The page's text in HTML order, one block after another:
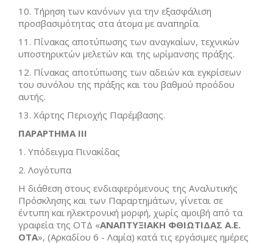
10. Τήρηση των κανόνων για την εξασφάλιση
προσβασιμότητας στα άτομα με αναπηρία.
11. Πίνακας αποτύπωσης των αναγκαίων, τεχνικών
υποστηρικτών μελετών και της ωρίμανσης πράξης.
12. Πίνακας αποτύπωσης των αδειών και εγκρίσεων
του συνόλου της πράξης και του βαθμού προόδου
αυτής.
13. Χάρτης Περιοχής Παρέμβασης.
ΠΑΡΑΡΤΗΜΑ ΙΙΙ
1. Υπόδειγμα Πινακίδας
2. Λογότυπα
Η διάθεση στους ενδιαφερόμενους της Αναλυτικής
Πρόσκλησης και των Παραρτημάτων, γίνεται σε
έντυπη και ηλεκτρονική μορφή, χωρίς αμοιβή από τα
γραφεία της ΟΤΔ «ΑΝΑΠΤΥΞΙΑΚΗ ΦΘΙΩΤΙΔΑΣ Α.Ε.
ΟΤΑ», (Αρκαδίου 6 - Λαμία) κατά τις εργάσιμες ημέρες